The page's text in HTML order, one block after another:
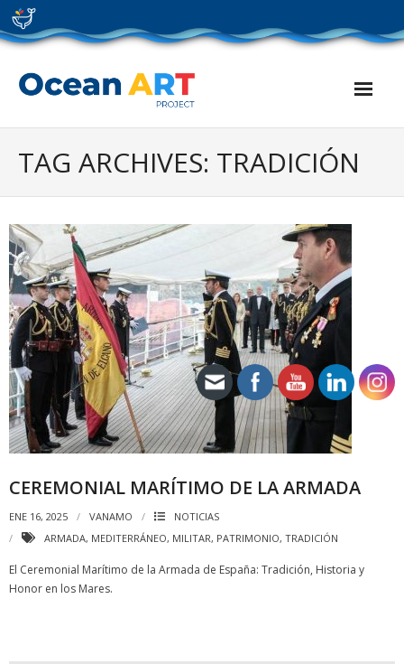
Skip
to
content
TAG ARCHIVES: TRADICIÓN
CEREMONIAL MARÍTIMO DE LA ARMADA
ENE 16, 2025 VANAMO
NOTICIAS
ARMADA, MEDITERRÁNEO, MILITAR, PATRIMONIO, TRADICIÓN
El Ceremonial Marítimo de la Armada de España: Tradición, Historia y
Honor en los Mares.